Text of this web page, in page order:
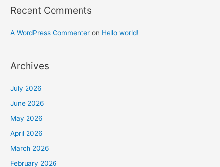
Recent Comments
A WordPress Commenter on Hello world!
Archives
July 2026
June 2026
May 2026
April 2026
March 2026
February 2026